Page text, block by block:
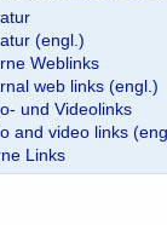
(engl.)
Weblinks
web links (engl.)
und Videolinks
and video links
Links